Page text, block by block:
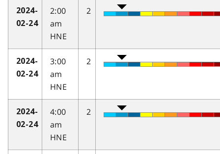
2024-
02-24
2:00
am
HNE
2
2024-
02-24
3:00
am
HNE
2
2024-
02-24
4:00
am
HNE
2